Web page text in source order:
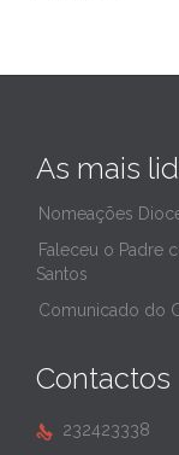
As mais
Nomeações
Faleceu o Padre
Santos
Comunicado do
Contactos
 232423338